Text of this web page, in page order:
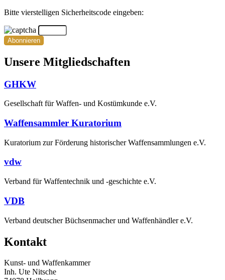
Bitte vierstelligen Sicherheitscode eingeben:
Abonnieren
Unsere Mitgliedschaften
GHKW
Gesellschaft für Waffen- und Kostümkunde e.V.
Waffensammler Kuratorium
Kuratorium zur Förderung historischer Waffensammlungen e.V.
vdw
Verband für Waffentechnik und -geschichte e.V.
VDB
Verband deutscher Büchsenmacher und Waffenhändler e.V.
Kontakt
Kunst- und Waffenkammer
Inh. Ute Nitsche